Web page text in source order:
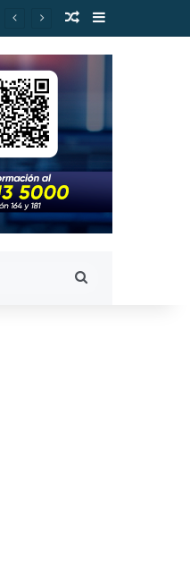
Publicación al
Barra lateral